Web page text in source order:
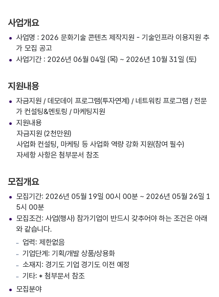
사업개요
사업명 : 2026 문화기술 콘텐츠 제작지원 - 기술인프라 이용지원 추
가 모집 공고
사업기간 : 2026년 06월 04일 (목) ~ 2026년 10월 31일 (토)
지원내용
자금지원 / 데모데이 프로그램(투자연계) / 네트워킹 프로그램 / 전문
가 컨설팅&멘토링 / 마케팅지원
지원내용
자금지원 (2천만원)
사업화 컨설팅, 마케팅 등 사업화 역량 강화 지원(참여 필수)
자세항 사항은 첨부문서 참조
모집개요
모집기간: 2026년 05월 19일 00시 00분 ~ 2026년 05월 26일 1
5시 00분
모집조건: 사업(행사) 참가기업이 반드시 갖추어야 하는 조건은 아래
와 같습니다.
업력: 제한없음
기업단계: 기획/개발 상품/상용화
소재지: 경기도 기업 경기도 이전 예정
기타: * 첨부문서 참조
모집분야